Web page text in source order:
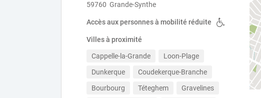
59760 Grande-Synthe
Accès aux personnes à mobilité réduite
Villes à proximité
Cappelle-la-Grande
Loon-Plage
Dunkerque
Coudekerque-Branche
Bourbourg
Téteghem
Gravelines